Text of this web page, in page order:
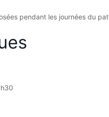
pendant les journées du